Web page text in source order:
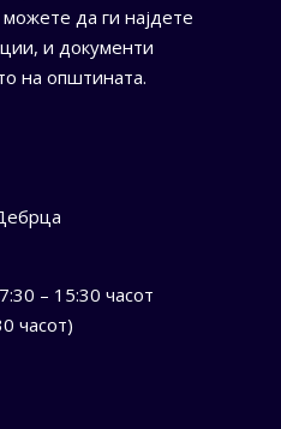
да ги најдете
и документи
на општината.
– 15:30 часот
часот)